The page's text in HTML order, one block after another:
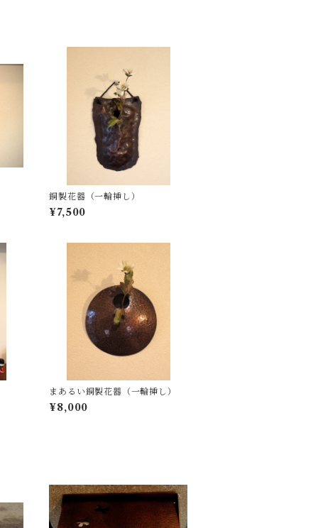
銅製花器（一輪挿し）
¥7,500
まあるい銅製花器（一輪挿し）
¥8,000